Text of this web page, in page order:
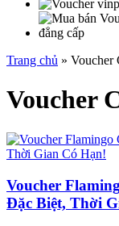
Trang chủ » Voucher
Voucher
Voucher
Đặc Biệt, Thời